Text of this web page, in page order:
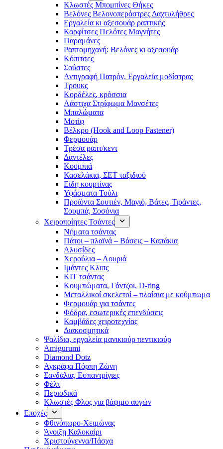
Κλωστές Μπομπίνες Θήκες
Βελόνες Βελονοπεράστρες Δαχτυλήθρες
Εργαλεία κι αξεσουάρ ραπτικής
Καρφίτσες Πελότες Μαγνήτες
Παραμάνες
Ραπτομηχανή: Βελόνες κι αξεσουάρ
Κόπιτσες
Σούστες
Αντιγραφή Πατρόν, Εργαλεία μοδίστρας
Τρουκς
Κορδέλες, κρόσσια
Λάστιχα Στρίφωμα Μανσέτες
Μπαλώματα
Mοτίφ
Βέλκρο (Hook and Loop Fastener)
Φερμουάρ
Τρέσα ραπτ/κεντ
Δαντέλες
Κουμπιά
Κασελάκια, ΣΕΤ ταξιδιού
Είδη κουρτίνας
Υφάσματα Τούλι
Προϊόντα Σουτιέν, Μαγιό, Βάτες, Τιράντες,
Σουμπά, Σοσόνια
Χειροποίητες Τσάντες
Νήματα τσάντας
Πάτοι – πλαϊνά – Βάσεις – Καπάκια
Αλυσίδες
Χερούλια – Λουριά
Ιμάντες Κλιπς
ΚΙΤ τσάντας
Κουμπώματα, Γάντζοι, D-ring
Μεταλλικοί σκελετοί – πλαίσια με κούμπωμα
Φερμουάρ για τσάντες
Φόδρα, εσωτερικές επενδύσεις
Καμβάδες χειροτεχνίας
Διακοσμητικά
Ψαλίδια, εργαλεία μανικιούρ πεντικιούρ
Amigurumi
Diamond Dotz
Αγκράφα Πόρπη Ζώνη
Σανδάλια, Εσπαντρίγιες
Φέλτ
Περιοδικά
Κλωστές Φλος για βάψιμο αυγών
Εποχές
Φθινόπωρο-Χειμώνας
Άνοιξη Καλοκαίρι
Χριστούγεννα/Πάσχα